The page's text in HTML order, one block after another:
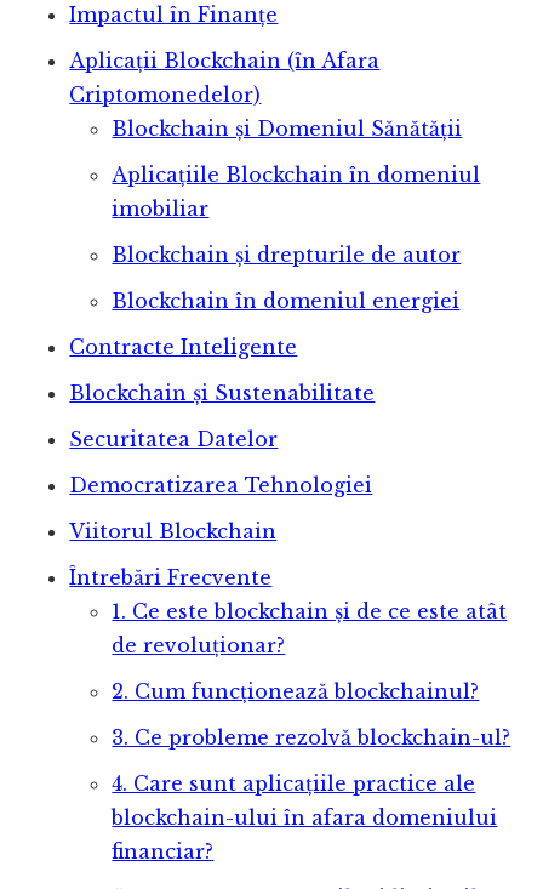
Impactul în Finanțe
Aplicații Blockchain (în Afara
Criptomonedelor)
Blockchain și Domeniul Sănătății
Aplicațiile Blockchain în domeniul
imobiliar
Blockchain și drepturile de autor
Blockchain în domeniul energiei
Contracte Inteligente
Blockchain și Sustenabilitate
Securitatea Datelor
Democratizarea Tehnologiei
Viitorul Blockchain
Întrebări Frecvente
1. Ce este blockchain și de ce este atât
de revoluționar?
2. Cum funcționează blockchainul?
3. Ce probleme rezolvă blockchain-ul?
4. Care sunt aplicațiile practice ale
blockchain-ului în afara domeniului
financiar?